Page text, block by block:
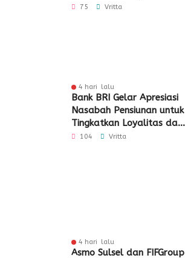
Dukungan 5G
75 Vritta
4 hari lalu
Bank BRI Gelar Apresiasi
Nasabah Pensiunan untuk
Tingkatkan Loyalitas dan
Pengalaman Layanan
104 Vritta
4 hari lalu
Asmo Sulsel dan FIFGroup